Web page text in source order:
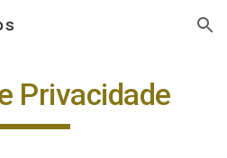
Skip to navigation
Privacidade